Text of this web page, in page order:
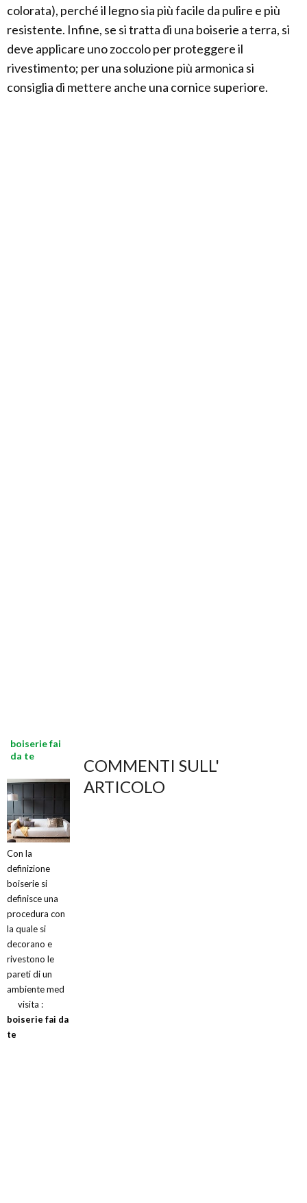
colorata), perché il legno sia più facile da pulire e più
resistente. Infine, se si tratta di una boiserie a terra, si
deve applicare uno zoccolo per proteggere il
rivestimento; per una soluzione più armonica si
consiglia di mettere anche una cornice superiore.
boiserie fai
da te
Con la
definizione
boiserie si
definisce una
procedura con
la quale si
decorano e
rivestono le
pareti di un
ambiente med
visita :
boiserie fai da
te
COMMENTI SULL'
ARTICOLO